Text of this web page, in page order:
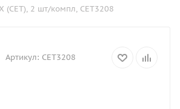
(CET), 2 шт/компл, CET3208
Артикул: CET3208